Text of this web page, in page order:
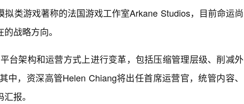
类游戏著称的法国游戏工作室Arkane Studios，目前命运尚
战略方向。
台架构和运营方式上进行变革，包括压缩管理层级、削减外
，资深高管Helen Chiang将出任首席运营官，统管内容、
报。